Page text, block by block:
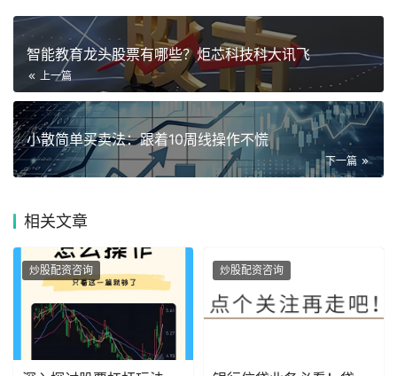
智能教育龙头股票有哪些？炬芯科技科大讯飞
上一篇
小散简单买卖法：跟着10周线操作不慌
下一篇
相关文章
炒股配资咨询 炒股配资咨询